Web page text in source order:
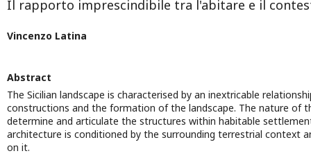
Il rapporto imprescindibile tra l'abitare e il
Vincenzo Latina
Abstract
The Sicilian landscape is characterised by an inextricable
constructions and the formation of the landscape. The nature of
determine and articulate the structures within habitable
architecture is conditioned by the surrounding terrestrial context
on it.